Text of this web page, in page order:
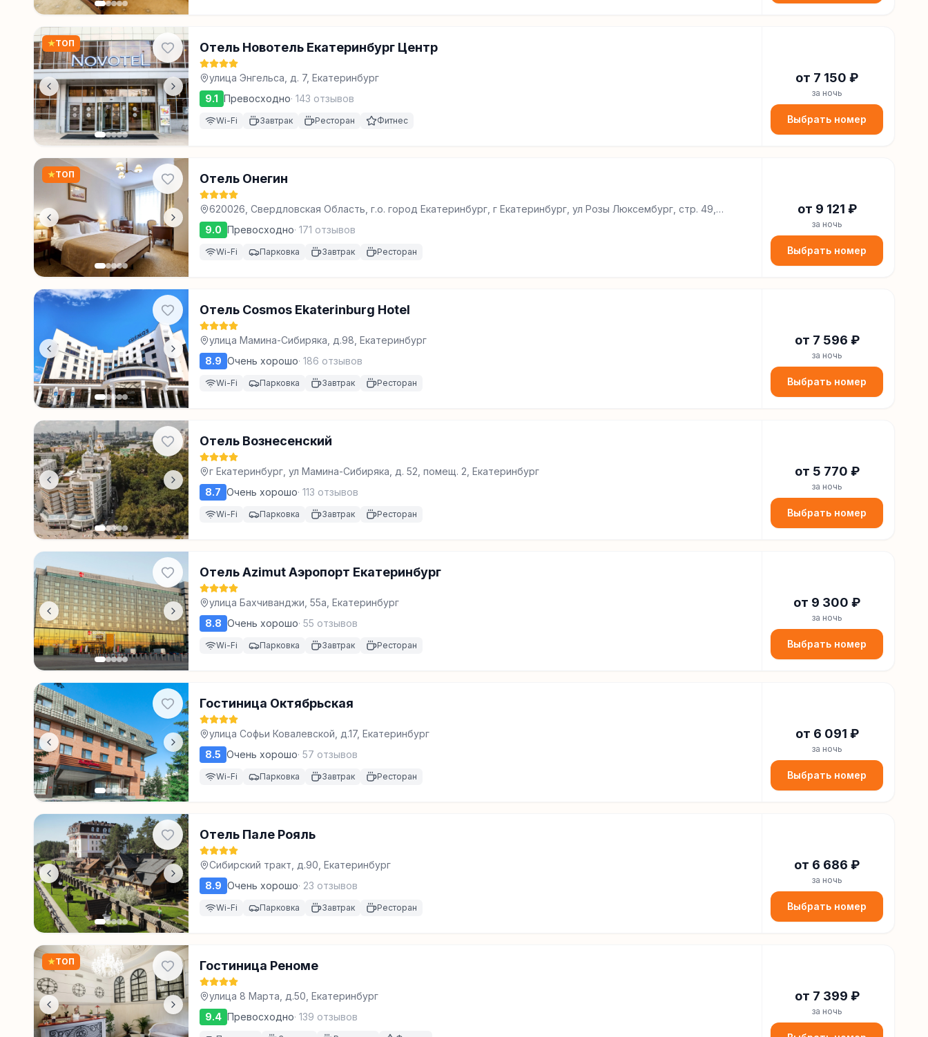
★ТОП Отель Новотель Екатеринбург Центр
улица Энгельса, д. 7, Екатеринбург
9.1 Превосходно· 143 отзывов
Wi-Fi Завтрак Ресторан Фитнес
от 7 150 ₽
за ночь
Выбрать номер
★ТОП Отель Онегин
620026, Свердловская Область, г.о. город Екатеринбург, г Екатеринбург, ул Розы Люксембург, стр. 49,
помещ. 901, Екатеринбург
9.0 Превосходно· 171 отзывов
Wi-Fi Парковка Завтрак Ресторан
от 9 121 ₽
за ночь
Выбрать номер
Отель Cosmos Ekaterinburg Hotel
улица Мамина-Сибиряка, д.98, Екатеринбург
8.9 Очень хорошо· 186 отзывов
Wi-Fi Парковка Завтрак Ресторан
от 7 596 ₽
за ночь
Выбрать номер
Отель Вознесенский
г Екатеринбург, ул Мамина-Сибиряка, д. 52, помещ. 2, Екатеринбург
8.7 Очень хорошо· 113 отзывов
Wi-Fi Парковка Завтрак Ресторан
от 5 770 ₽
за ночь
Выбрать номер
Отель Azimut Аэропорт Екатеринбург
улица Бахчиванджи, 55а, Екатеринбург
8.8 Очень хорошо· 55 отзывов
Wi-Fi Парковка Завтрак Ресторан
от 9 300 ₽
за ночь
Выбрать номер
Гостиница Октябрьская
улица Софьи Ковалевской, д.17, Екатеринбург
8.5 Очень хорошо· 57 отзывов
Wi-Fi Парковка Завтрак Ресторан
от 6 091 ₽
за ночь
Выбрать номер
Отель Пале Рояль
Сибирский тракт, д.90, Екатеринбург
8.9 Очень хорошо· 23 отзывов
Wi-Fi Парковка Завтрак Ресторан
от 6 686 ₽
за ночь
Выбрать номер
★ТОП Гостиница Реноме
улица 8 Марта, д.50, Екатеринбург
9.4 Превосходно· 139 отзывов
от 7 399 ₽
за ночь